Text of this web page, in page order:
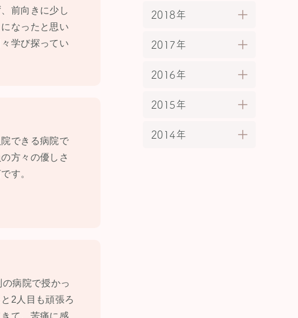
前向きに少し
なったと思い
学び探ってい
できる病院で
方々の優しさ
す。
病院で授かっ
2人目も頑張ろ
2018年
2017年
2016年
2015年
2014年